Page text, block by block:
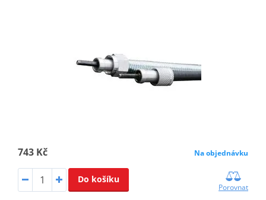
743 Kč Na objednávku
Do košíku
Porovnat